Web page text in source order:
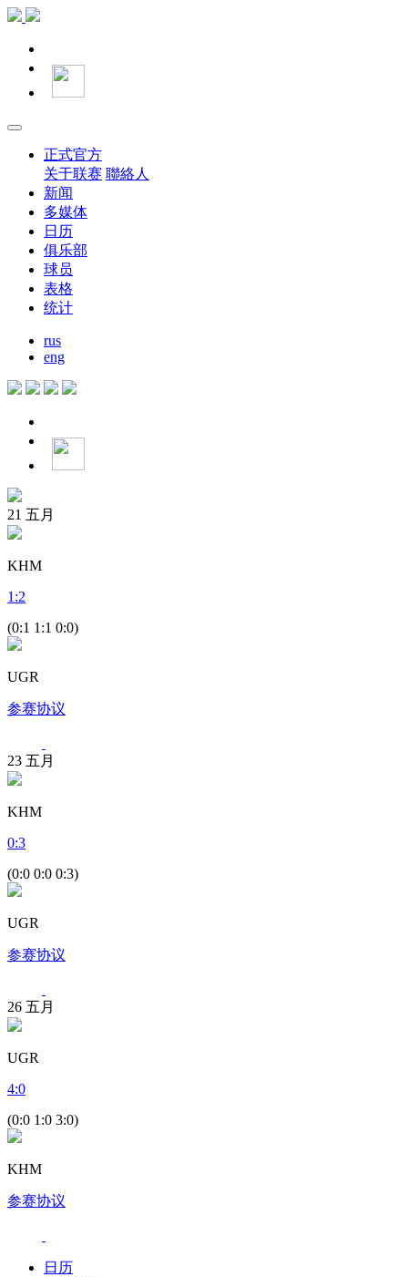
正式官方
关于联赛 聯絡人
新闻
多媒体
日历
俱乐部
球员
表格
统计
rus
eng
21 五月
KHM
1 :2
(0:1 1:1 0:0)
UGR
参赛协议
23 五月
KHM
0:3
(0:0 0:0 0:3)
UGR
参赛协议
26 五月
UGR
4:0
(0:0 1:0 3:0)
KHM
参赛协议
日历